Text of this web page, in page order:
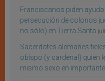
Franciscanos piden
persecución de colonos
no sólo) en Tierra Santa
Sacerdotes alemanes
obispo (y cardenal) quien
mismo sexo en